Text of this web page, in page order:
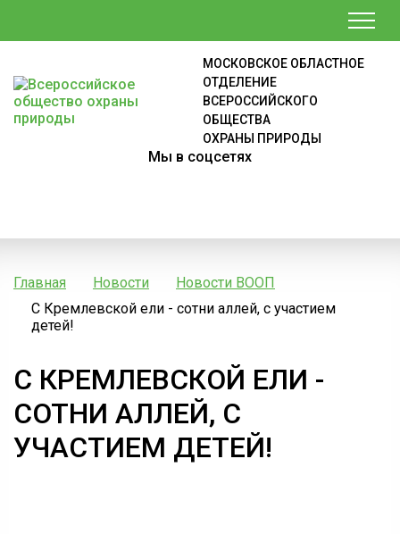
МОСКОВСКОЕ ОБЛАСТНОЕ
ОТДЕЛЕНИЕ
ВСЕРОССИЙСКОГО
ОБЩЕСТВА
ОХРАНЫ ПРИРОДЫ
Мы в соцсетях
Главная Новости
Новости ВООП
С Кремлевской ели - сотни аллей, с участием
детей!
С КРЕМЛЕВСКОЙ ЕЛИ -
СОТНИ АЛЛЕЙ, С
УЧАСТИЕМ ДЕТЕЙ!